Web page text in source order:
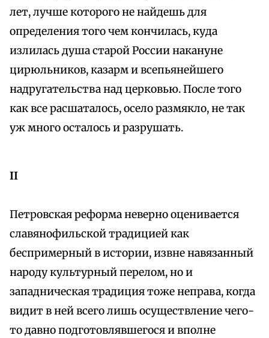
лет, лучше которого не найдешь для
определения того чем кончилась, куда
излилась душа старой России накануне
цирюльников, казарм и всепьянейшего
надругательства над церковью. После того
как все расшаталось, осело размякло, не так
уж много осталось и разрушать.
II
Петровская реформа неверно оценивается
славянофильской традицией как
беспримерный в истории, извне навязанный
народу культурный перелом, но и
западническая традиция тоже неправа, когда
видит в ней всего лишь осуществление чего-
то давно подготовлявшегося и вполне